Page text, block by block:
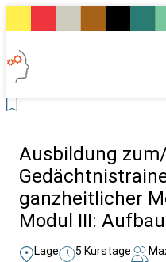
Ausbildung
ganzheitlicher
Modul III:
Lage 5 Kurstage